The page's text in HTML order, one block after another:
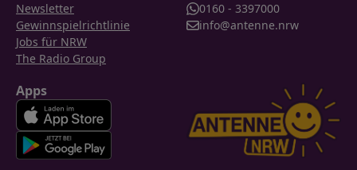
Newsletter
Gewinnspielrichtlinie
Jobs für NRW
The Radio Group
0160 - 3397000
info@antenne.nrw
Apps